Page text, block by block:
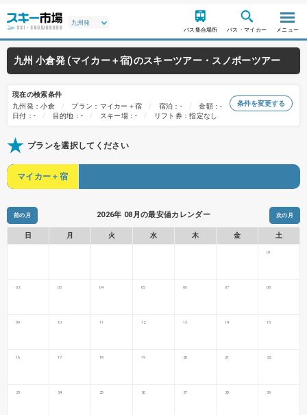
バス集合場所 バス・マイカー メニュー
九州 小倉発 (マイカー＋宿)のスキーツアー・スノボーツアー
現在の検索条件
九州発：小倉
プラン：マイカー＋宿 宿泊：-
金額：-
日付：-
目的地：- スキー場：- リフト券：指定なし
条件を変更する
プランを選択してください
マイカー＋宿
前の月 2026年 08月の最安値カレンダー 次の月
日 月 火 水 木 金 土
01
02 03 04 05 06 07 08
09 10 11 12 13 14 15
16 17 18 19 20 21 22
23 24 25 26 27 28 29